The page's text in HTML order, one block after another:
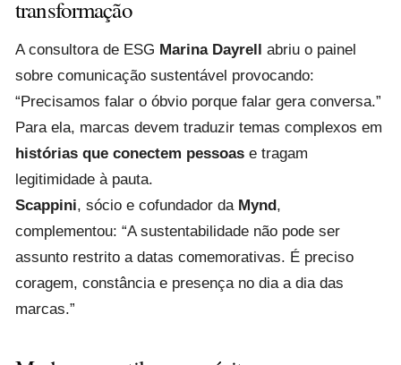
transformação
A consultora de ESG Marina Dayrell abriu o painel
sobre comunicação sustentável provocando:
“Precisamos falar o óbvio porque falar gera conversa.”
Para ela, marcas devem traduzir temas complexos em
histórias que conectem pessoas e tragam
legitimidade à pauta.
Scappini, sócio e cofundador da Mynd,
complementou: “A sustentabilidade não pode ser
assunto restrito a datas comemorativas. É preciso
coragem, constância e presença no dia a dia das
marcas.”